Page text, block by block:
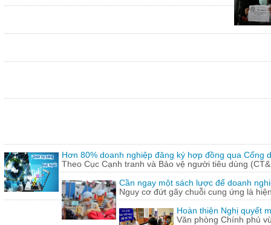
Hơn 80% doanh nghiệp đăng ký hợp đồng qua Cổng
Theo Cục Cạnh tranh và Bảo vệ người tiêu dùng
Cần ngay một sách lược để doanh
Nguy cơ đứt gãy chuỗi cung ứng là
Hoàn thiện Nghị quyết
Văn phòng Chính phủ